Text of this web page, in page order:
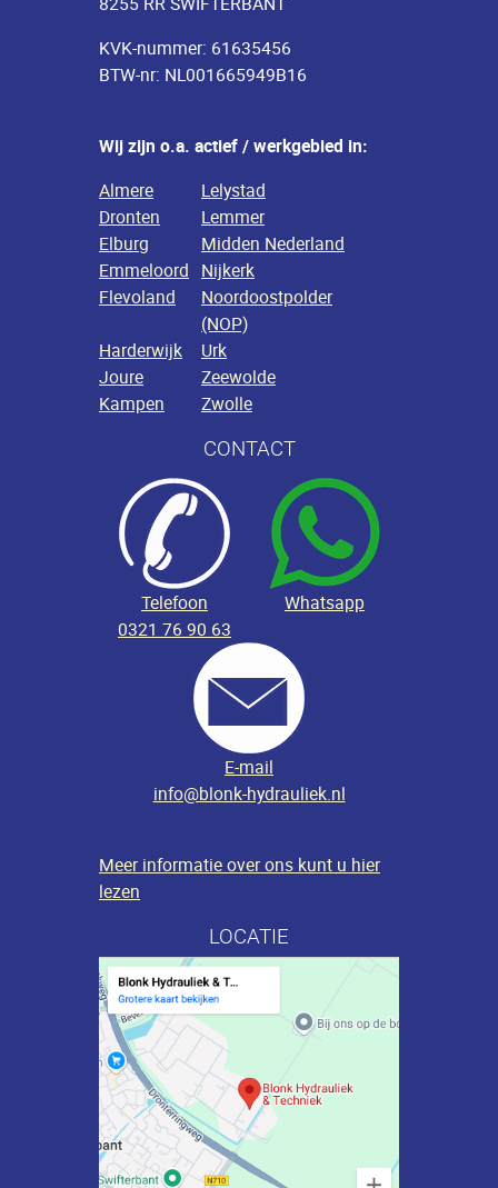
KVK-nummer: 61635456
BTW-nr: NL001665949B16
Wij zijn o.a. actief / werkgebied in:
Almere
Lelystad
Dronten
Lemmer
Elburg
Midden Nederland
Emmeloord Nijkerk
Flevoland
Noordoostpolder
(NOP)
Harderwijk
Urk
Joure
Zeewolde
Kampen
Zwolle
CONTACT
Telefoon
Whatsapp
0321 76 90 63
E-mail
info@blonk-hydrauliek.nl
Meer informatie over ons kunt u hier
lezen
LOCATIE